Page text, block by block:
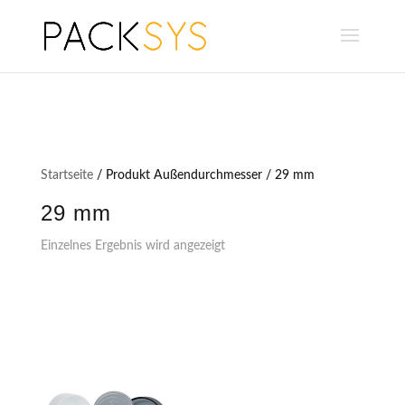
Startseite/ Produkt Außendurchmesser / 29 mm
29 mm
Einzelnes Ergebnis wird angezeigt